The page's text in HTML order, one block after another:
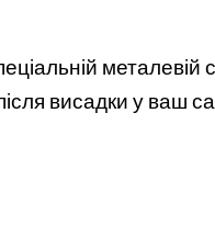
металевій
висадки у ваш